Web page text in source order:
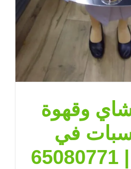
وقهوة
في
الكويت | 65080771